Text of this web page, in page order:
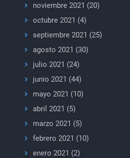
noviembre 2021 (20)
octubre 2021 (4)
septiembre 2021 (25)
agosto 2021 (30)
julio 2021 (24)
junio 2021 (44)
mayo 2021 (10)
abril 2021 (5)
marzo 2021 (5)
febrero 2021 (10)
enero 2021 (2)